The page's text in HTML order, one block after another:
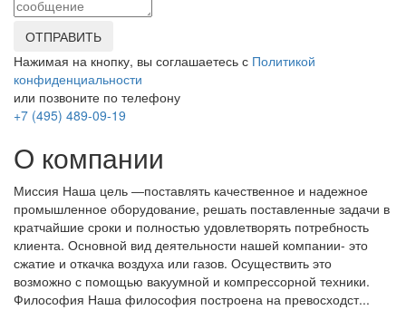
ОТПРАВИТЬ
Нажимая на кнопку, вы соглашаетесь с Политикой
конфиденциальности
или позвоните по телефону
+7 (495) 489-09-19
О компании
Миссия Наша цель ―поставлять качественное и надежное
промышленное оборудование, решать поставленные задачи в
кратчайшие сроки и полностью удовлетворять потребность
клиента. Основной вид деятельности нашей компании- это
сжатие и откачка воздуха или газов. Осуществить это
возможно с помощью вакуумной и компрессорной техники.
Философия Наша философия построена на превосходст...